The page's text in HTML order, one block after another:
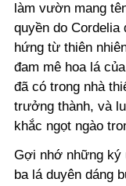
làm vườn mang
quyền do
hứng từ thiên
đam mê hoa lá
đã có trong nhà
trưởng thành, và
khắc ngọt ngào
Gợi nhớ những ký
ba lá duyên dáng